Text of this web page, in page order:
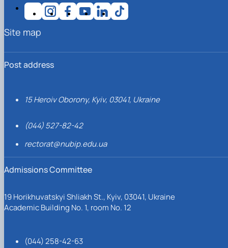
Post address
15 Heroiv Oborony, Kyiv, 03041, Ukraine
(044) 527-82-42
rectorat@nubip.edu.ua
Admissions Committee
19 Horikhuvatskyi Shliakh St., Kyiv, 03041, Ukraine
Academic Building No. 1, room No. 12
(044) 258-42-63
Site map